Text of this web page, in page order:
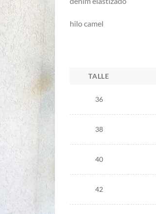
hilo camel
TALLE
36
38
40
42